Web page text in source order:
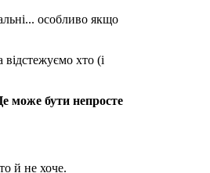
особливо якщо
хто (і
може бути непросте
й не хоче.